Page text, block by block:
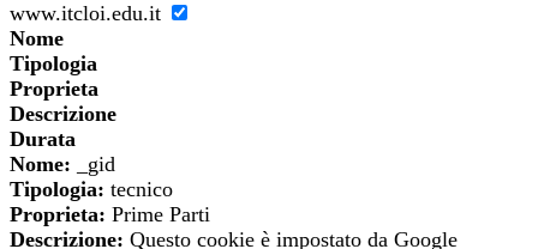
www.itcloi.edu.it
Nome
Tipologia
Proprieta
Descrizione
Durata
Nome: _gid
Tipologia: tecnico
Proprieta: Prime Parti
Descrizione: Questo cookie è impostato da Google